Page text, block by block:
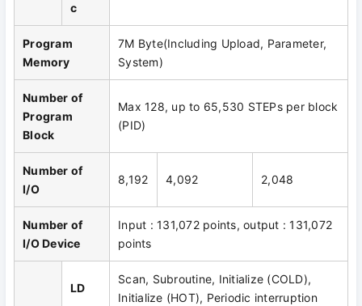
c
Program
Memory
7M Byte(Including Upload, Parameter,
System)
Number of
Program
Block
Max 128, up to 65,530 STEPs per block
(PID)
Number of
I/O
8,192 4,092 2,048
Number of
I/O Device
Input : 131,072 points, output : 131,072
points
LD
Scan, Subroutine, Initialize (COLD),
Initialize (HOT), Periodic interruption